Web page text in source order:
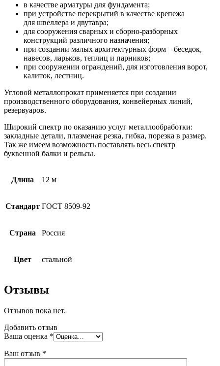
в качестве арматуры для фундамента;
при устройстве перекрытий в качестве крепежа
для швеллера и двутавра;
для сооружения сварных и сборно-разборных
конструкций различного назначения;
при создании малых архитектурных форм – беседок,
навесов, ларьков, теплиц и парников;
при сооружении ограждений, для изготовления ворот,
калиток, лестниц.
Угловой металлопрокат применяется при создании
производственного оборудования, конвейерных линий,
резервуаров.
Широкий спектр по оказанию услуг металлообработки:
закладные детали, плазменая резка, гибка, порезка в размер.
Так же имеем возможность поставлять весь спектр
буквенной балки и рельсы.
Длина 12 м
Стандарт ГОСТ 8509-92
Страна Россия
Цвет стальной
Отзывы
Отзывов пока нет.
Добавить отзыв
Ваша оценка *
Ваш отзыв *